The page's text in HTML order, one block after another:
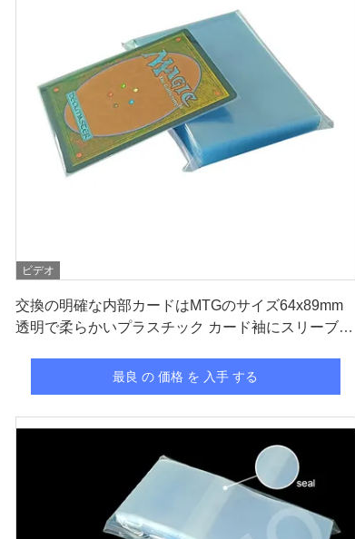
ビデオ
交換の明確な内部カードはMTGのサイズ64x89mm
透明で柔らかいプラスチック カード袖にスリーブを
最良 の 価格 を 入手 する